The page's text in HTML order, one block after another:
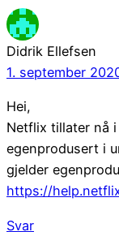
Didrik Ellefsen
1. september
Hei,
Netflix tillater nå
egenprodusert i
gjelder
https://
Svar